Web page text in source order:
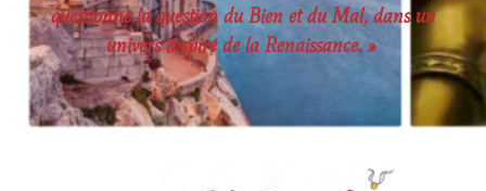
questionne la question du Bien et du Mal, dans un
univers inspiré de la Renaissance. »